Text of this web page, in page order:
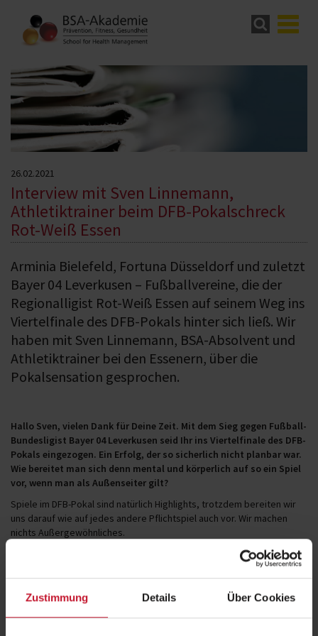
Zustimmung Details Über Cookies
26.02.2021
Interview mit Sven Linnemann,
Athletiktrainer beim DFB-Pokalschreck
Rot-Weiß Essen
Arminia Bielefeld, Fortuna Düsseldorf und zuletzt
Bayer 04 Leverkusen – Fußballvereine, die der
Regionalligist Rot-Weiß Essen auf seinem Weg ins
Viertelfinale des DFB-Pokals hinter sich ließ. Wir
haben mit Sven Linnemann, BSA-Absolvent und
Athletiktrainer bei den Essenern, über die
Pokalsensation gesprochen.
Hallo Sven, vielen Dank für Deine Zeit. Mit dem Sieg gegen Fußball-
Bundesligist Bayer 04 Leverkusen seid Ihr ins Viertelfinale des DFB-
Pokals eingezogen. Ein Erfolg, der so sicherlich nicht planbar war.
Wie bereitet man sich denn mental und körperlich auf so ein Spiel
vor, wenn man als Außenseiter gilt?
Spiele im DFB-Pokal sind natürlich Highlights, trotzdem bereiten wir
uns darauf wie auf jedes andere Pflichtspiel auch vor. Wir machen
nichts Außergewöhnliches.
Wir wissen, dass man auch als Außenseiter in jedem Spiel eine kleine
Chance hat – und die wollen wir nutzen. Extra motivieren, müssen wir
unsere Jungs dabei nicht. Alle freuen sich darauf, gegen so eine